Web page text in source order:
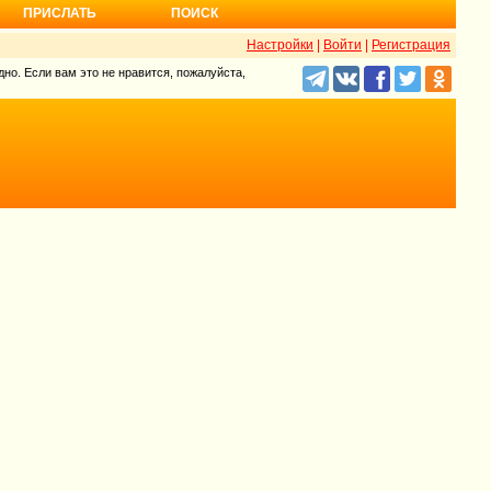
ПРИСЛАТЬ ПОИСК
Настройки Войти Регистрация
Если вам это не нравится, пожалуйста,